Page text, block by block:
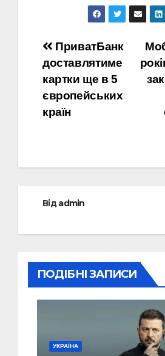
Навігація
записів
ПриватБанк
доставлятиме
картки ще в 5
європейських
країн
Відadmin
ПОДІБНІ ЗАПИСИ
УКРАЇНА